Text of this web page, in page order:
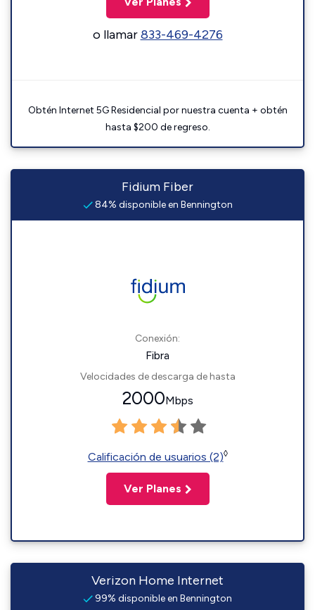
o llamar833-469-4276
Obtén Internet 5G Residencial por nuestra cuenta + obtén
hasta $200 de regreso.
Fidium Fiber
84% disponible en Bennington
Conexión:
Fibra
Velocidades de descarga de hasta
2000Mbps
Calificación de usuarios (2)◊
Ver Planes
Verizon Home Internet
99% disponible en Bennington